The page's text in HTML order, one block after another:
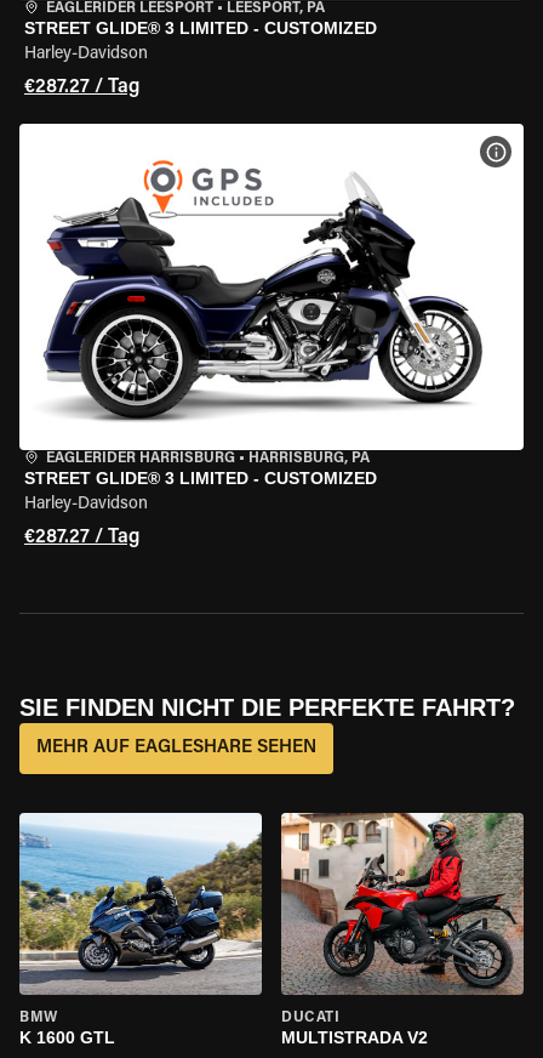
EAGLERIDER LEESPORT • LEESPORT, PA
STREET GLIDE® 3 LIMITED - CUSTOMIZED
Harley-Davidson
€287.27 / Tag
EAGLERIDER HARRISBURG • HARRISBURG, PA
STREET GLIDE® 3 LIMITED - CUSTOMIZED
Harley-Davidson
€287.27 / Tag
SIE FINDEN NICHT DIE PERFEKTE FAHRT?
MEHR AUF EAGLESHARE SEHEN
BMW
K 1600 GTL
DUCATI
MULTISTRADA V2